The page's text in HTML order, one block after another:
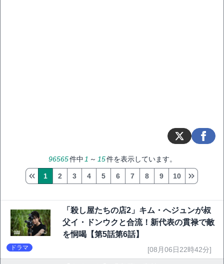
96565件中 1 ～ 15件を表示しています。
1 2 3 4 5 6 7 8 9 10
「殺し屋たちの店2」キム・へジュンが叔
父イ・ドンウクと合流！新代表の貫禄で敵
を恫喝【第5話第6話】
ドラマ [08月06日22時42分]